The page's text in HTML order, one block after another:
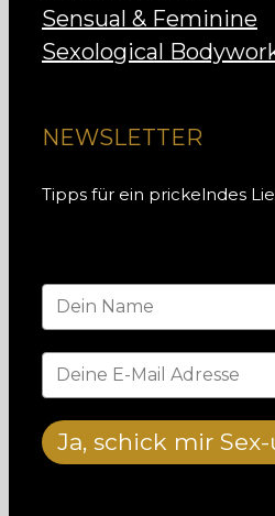
Sensual & Feminine
Sexological
NEWSLETTER
Tipps für ein prickelndes
Ja, schick mir